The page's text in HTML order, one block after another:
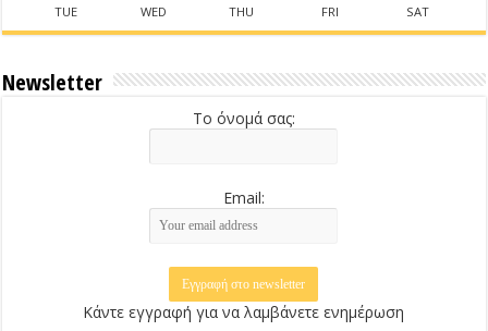
TUE WED THU FRI SAT
Newsletter
Το όνομά σας:
Email:
Κάντε εγγραφή για να λαμβάνετε ενημέρωση